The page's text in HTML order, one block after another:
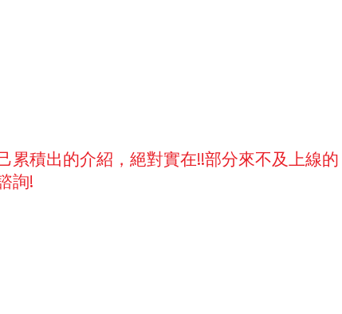
累積出的介紹，絕對實在!!部分來不及上線的
詢!